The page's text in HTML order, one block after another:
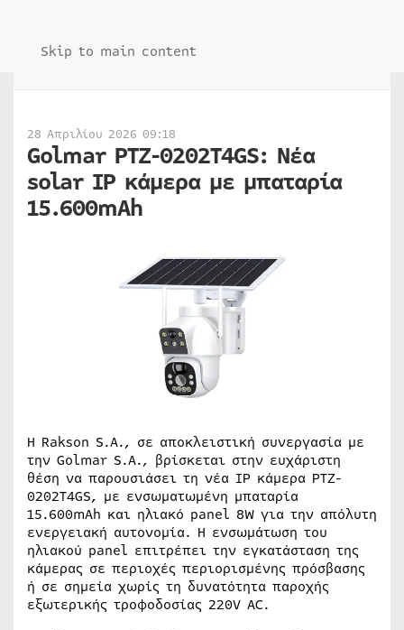
Skip to main content
28 Απριλίου 2026 09:18
Golmar PTZ-0202T4GS: Νέα
solar IP κάμερα με μπαταρία
15.600mAh
Η Rakson S.A., σε αποκλειστική συνεργασία με
την Golmar S.A., βρίσκεται στην ευχάριστη
θέση να παρουσιάσει τη νέα IP κάμερα PTZ-
0202T4GS, με ενσωματωμένη μπαταρία
15.600mAh και ηλιακό panel 8W για την απόλυτη
ενεργειακή αυτονομία. Η ενσωμάτωση του
ηλιακού panel επιτρέπει την εγκατάσταση της
κάμερας σε περιοχές περιορισμένης πρόσβασης
ή σε σημεία χωρίς τη δυνατότητα παροχής
εξωτερικής τροφοδοσίας 220V AC.